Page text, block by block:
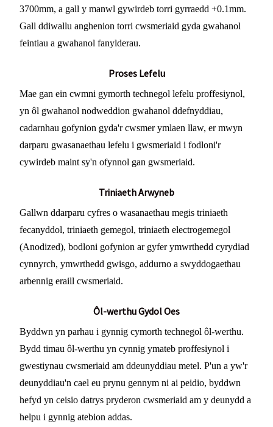
3700mm, a gall y manwl gywirdeb torri gyrraedd +0.1mm.
Gall ddiwallu anghenion torri cwsmeriaid gyda gwahanol
feintiau a gwahanol fanylderau.
Proses Lefelu
Mae gan ein cwmni gymorth technegol lefelu proffesiynol,
yn ôl gwahanol nodweddion gwahanol ddefnyddiau,
cadarnhau gofynion gyda'r cwsmer ymlaen llaw, er mwyn
darparu gwasanaethau lefelu i gwsmeriaid i fodloni'r
cywirdeb maint sy'n ofynnol gan gwsmeriaid.
Triniaeth Arwyneb
Gallwn ddarparu cyfres o wasanaethau megis triniaeth
fecanyddol, triniaeth gemegol, triniaeth electrogemegol
(Anodized), bodloni gofynion ar gyfer ymwrthedd cyrydiad
cynnyrch, ymwrthedd gwisgo, addurno a swyddogaethau
arbennig eraill cwsmeriaid.
Ôl-werthu Gydol Oes
Byddwn yn parhau i gynnig cymorth technegol ôl-werthu.
Bydd timau ôl-werthu yn cynnig ymateb proffesiynol i
gwestiynau cwsmeriaid am ddeunyddiau metel. P'un a yw'r
deunyddiau'n cael eu prynu gennym ni ai peidio, byddwn
hefyd yn ceisio datrys pryderon cwsmeriaid am y deunydd a
helpu i gynnig atebion addas.